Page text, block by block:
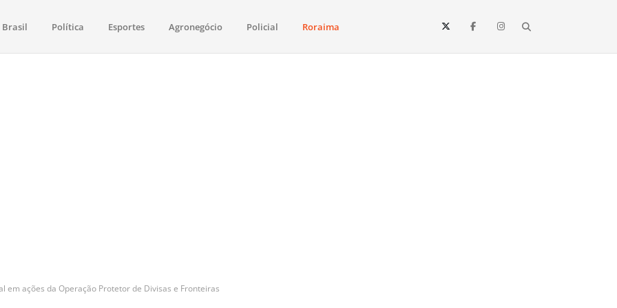
saúde, esportes, economia e os principais acontecimentos de Boa Vista e todo o estado de Roraima. Fique sempre informado
Brasil Política Esportes Agronegócio Policial Roraima
em ações da Operação Protetor de Divisas e Fronteiras